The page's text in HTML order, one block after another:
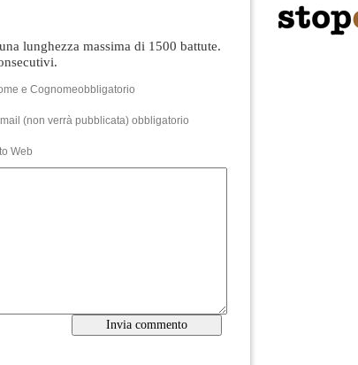
lunghezza massima di 1500 battute.
e Cognomeobbligatorio
(non verrà pubblicata) obbligatorio
Web